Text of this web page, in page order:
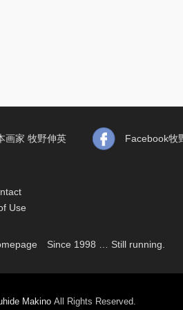
画家 牧野伸英 Facebook牧
Use
Since 1998 … Still running.
Makino All Rights Reserved.